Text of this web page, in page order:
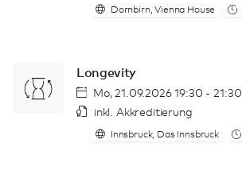
Dornbirn, Vienna House
Longevity
Mo, 21.09.2026 19:30 - 21:30
inkl. Akkreditierung
Innsbruck, Das Innsbruck